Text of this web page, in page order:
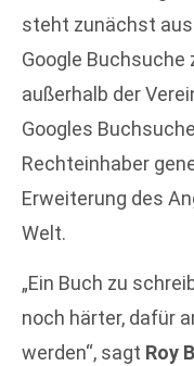
steht zunächst
Google Buchsuche
außerhalb der
Googles
Rechteinhaber
Erweiterung des
Welt.
„Ein Buch zu
noch härter, dafür
werden“, sagt Roy